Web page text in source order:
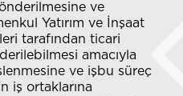
ve
Yatırım ve İnşaat
tarafından ticari
amacıyla
ve işbu süreç
iş ortaklarına